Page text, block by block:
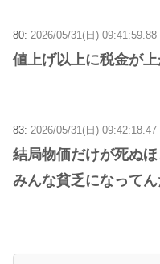
80: 2026/05/31(日)
値上げ以上に税金が
83: 2026/05/31(日)
結局物価だけが死ぬ
みんな貧乏になって